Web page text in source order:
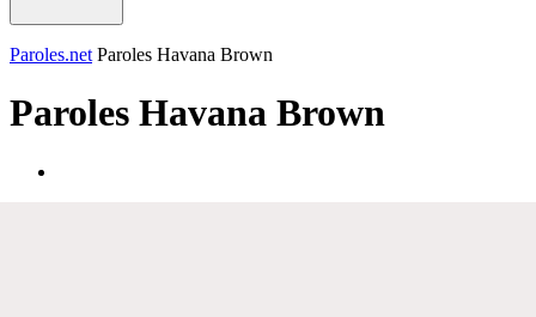
Paroles.net Paroles Havana Brown
Paroles Havana Brown